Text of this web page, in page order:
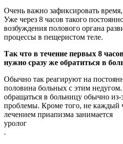
Очень важно зафиксировать время,
Уже через 8 часов такого
возбуждения полового органа
процессы в пещеристом теле.
Так что в течение первых 8
нужно сразу же обратиться в
Обычно так реагируют на
половина больных с этим
обращаться в больницу обычно из-
проблемы. Кроме того, не каждый
лечением приапизма занимается
уролог
.